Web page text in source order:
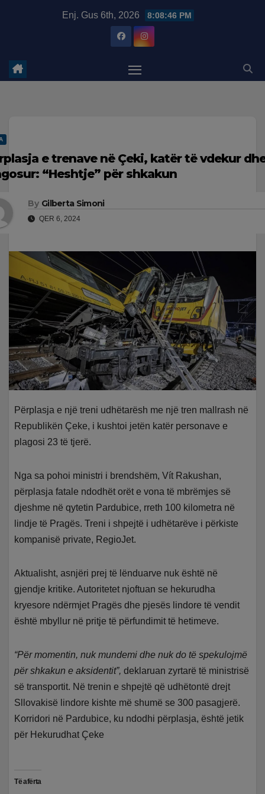
Enj. Gus 6th, 2026 8:08:46 PM
e trenave në Çeki, katër të vdekur
“Heshtje” për shkakun
By Gilberta Simoni
QER 6, 2024
Përplasja e një treni udhëtarësh me një tren mallrash në
Republikën Çeke, i kushtoi jetën katër personave e
plagosi 23 të tjerë.
Nga sa pohoi ministri i brendshëm, Vít Rakushan,
përplasja fatale ndodhët orët e vona të mbrëmjes së
djeshme në qytetin Pardubice, rreth 100 kilometra në
lindje të Pragës. Treni i shpejtë i udhëtarëve i përkiste
kompanisë private, RegioJet.
Aktualisht, asnjëri prej të lënduarve nuk është në
gjendje kritike. Autoritetet njoftuan se hekurudha
kryesore ndërmjet Pragës dhe pjesës lindore të vendit
është mbyllur në pritje të përfundimit të hetimeve.
“Për momentin, nuk mundemi dhe nuk do të spekulojmë
për shkakun e aksidentit”, deklaruan zyrtarë të ministrisë
së transportit. Në trenin e shpejtë që udhëtontë drejt
Sllovakisë lindore kishte më shumë se 300 pasagjerë.
Korridori në Pardubice, ku ndodhi përplasja, është jetik
për Hekurudhat Çeke
Të afërta